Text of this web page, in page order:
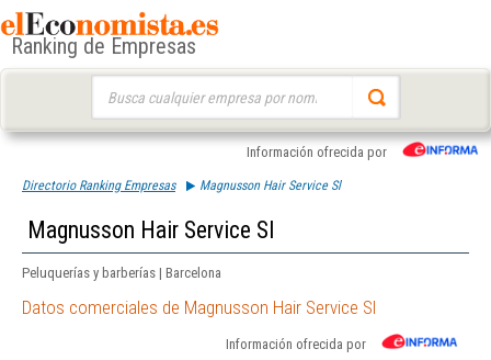
Ranking de Empresas
Información ofrecida por
Directorio Ranking Empresas Magnusson Hair Service Sl
Magnusson Hair Service Sl
Peluquerías y barberías | Barcelona
Datos comerciales de Magnusson Hair Service Sl
Información ofrecida por